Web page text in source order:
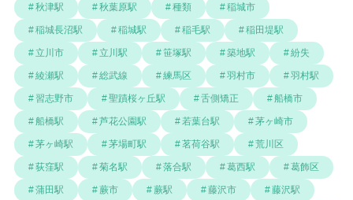
秋津駅 秋葉原駅 種類 稲城市
稲城長沼駅 稲城駅 稲毛駅 稲田堤駅
立川市 立川駅 笹塚駅 築地駅 紛失
綾瀬駅 総武線 練馬区 羽村市 羽村駅
習志野市 聖蹟桜ヶ丘駅 舌側矯正 船橋市
船橋駅 芦花公園駅 若葉台駅 茅ヶ崎市
茅ヶ崎駅 茅場町駅 茗荷谷駅 荒川区
荻窪駅 菊名駅 落合駅 葛西駅 葛飾区
蒲田駅 蕨市 蕨駅 藤沢市 藤沢駅